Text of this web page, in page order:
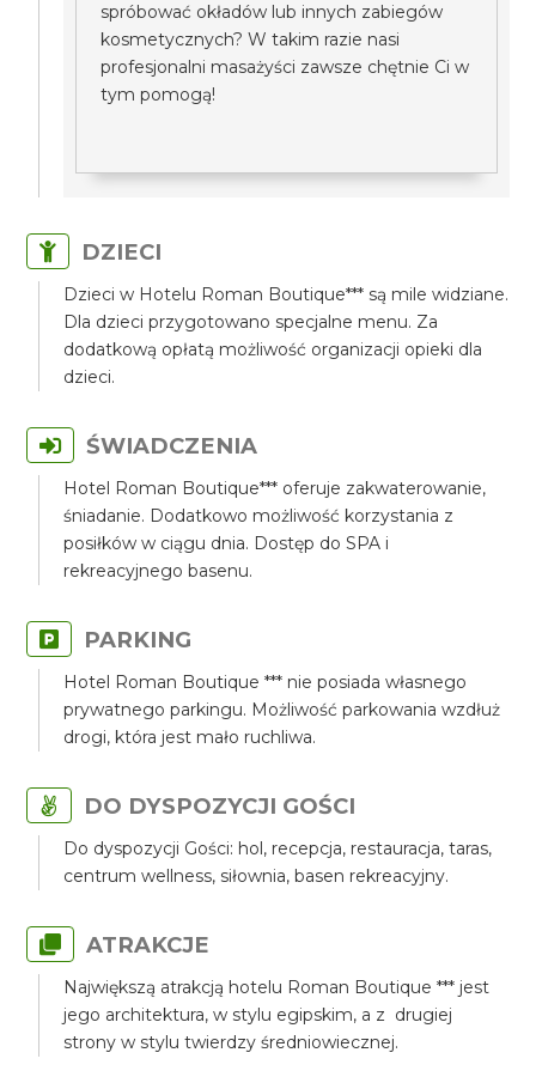
spróbować okładów lub innych zabiegów
kosmetycznych? W takim razie nasi
profesjonalni masażyści zawsze chętnie Ci w
tym pomogą!
DZIECI
Dzieci w Hotelu Roman Boutique*** są mile widziane.
Dla dzieci przygotowano specjalne menu. Za
dodatkową opłatą możliwość organizacji opieki dla
dzieci.
ŚWIADCZENIA
Hotel Roman Boutique*** oferuje zakwaterowanie,
śniadanie. Dodatkowo możliwość korzystania z
posiłków w ciągu dnia. Dostęp do SPA i
rekreacyjnego basenu.
PARKING
Hotel Roman Boutique *** nie posiada własnego
prywatnego parkingu. Możliwość parkowania wzdłuż
drogi, która jest mało ruchliwa.
DO DYSPOZYCJI GOŚCI
Do dyspozycji Gości: hol, recepcja, restauracja, taras,
centrum wellness, siłownia, basen rekreacyjny.
ATRAKCJE
Największą atrakcją hotelu Roman Boutique *** jest
jego architektura, w stylu egipskim, a z drugiej
strony w stylu twierdzy średniowiecznej.